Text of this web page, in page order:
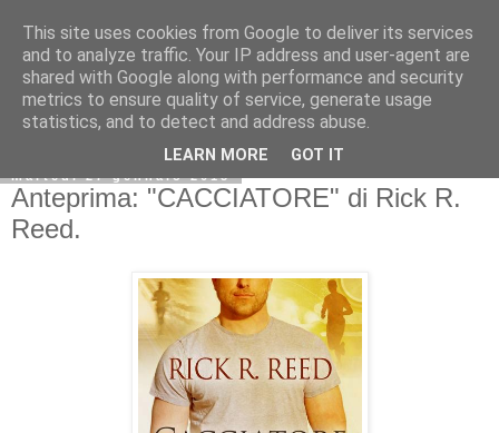
martedì 27 gennaio 2015
Anteprima: "CACCIATORE" di Rick R.
Reed.
This site uses cookies from Google to deliver its services
and to analyze traffic. Your IP address and user-agent are
shared with Google along with performance and security
metrics to ensure quality of service, generate usage
statistics, and to detect and address abuse.
LEARN MORE GOT IT